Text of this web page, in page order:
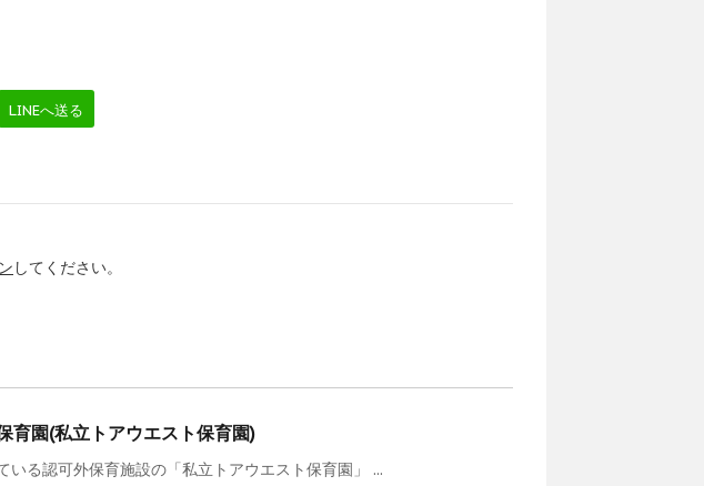
LINEへ送る
してください。
育園(私立トアウエスト保育園)
いる認可外保育施設の「私立トアウエスト保育園」 ...